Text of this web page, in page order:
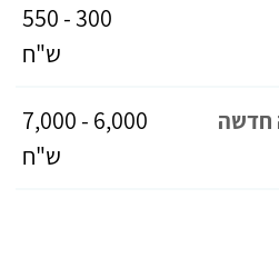
300 - 550
ש"ח
חדשה
6,000 - 7,000
ש"ח